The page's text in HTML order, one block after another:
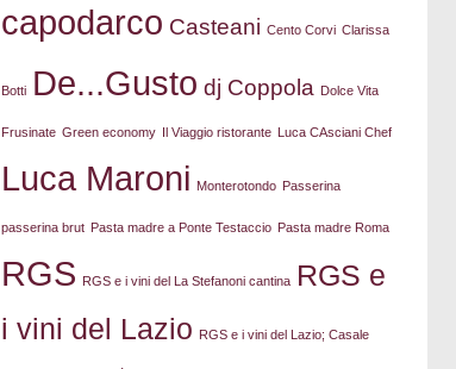
capodarco Casteani Cento Corvi Clarissa
Botti De...Gusto dj Coppola Dolce Vita
Frusinate Green economy Il Viaggio ristorante Luca CAsciani Chef
Luca Maroni Monterotondo Passerina
passerina brut Pasta madre a Ponte Testaccio Pasta madre Roma
RGS RGS e i vini del La Stefanoni cantina RGS e
i vini del Lazio RGS e i vini del Lazio; Casale